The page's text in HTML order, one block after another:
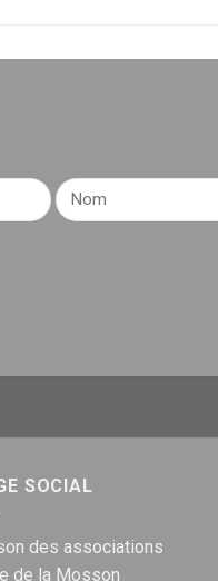
SOCIAL
des associations
de la Mosson